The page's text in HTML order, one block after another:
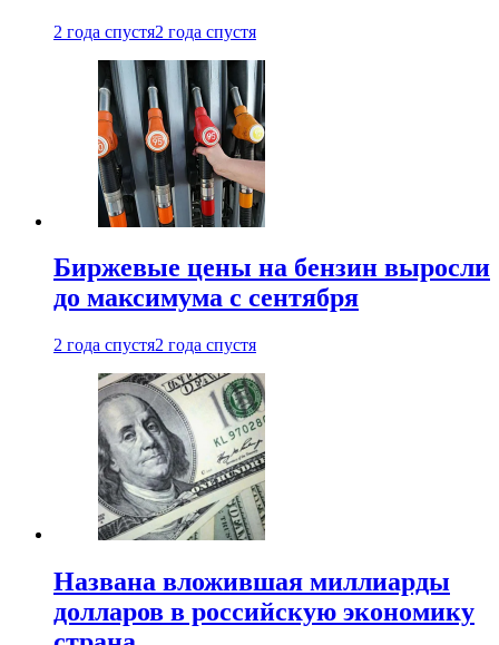
2 года спустя2 года спустя
Биржевые цены на бензин выросли
до максимума с сентября
2 года спустя2 года спустя
Названа вложившая миллиарды
долларов в российскую экономику